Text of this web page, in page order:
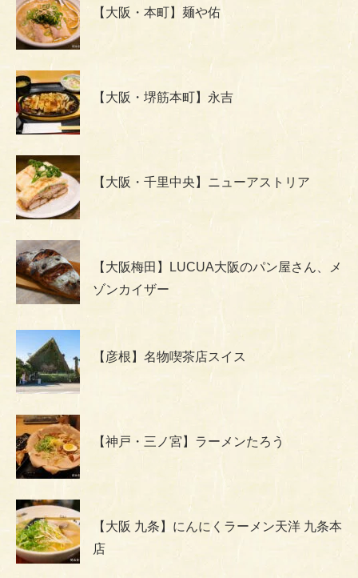
【大阪・本町】麺や佑
【大阪・堺筋本町】永吉
【大阪・千里中央】ニューアストリア
【大阪梅田】LUCUA大阪のパン屋さん、メ
ゾンカイザー
【彦根】名物喫茶店スイス
【神戸・三ノ宮】ラーメンたろう
【大阪 九条】にんにくラーメン天洋 九条本
店